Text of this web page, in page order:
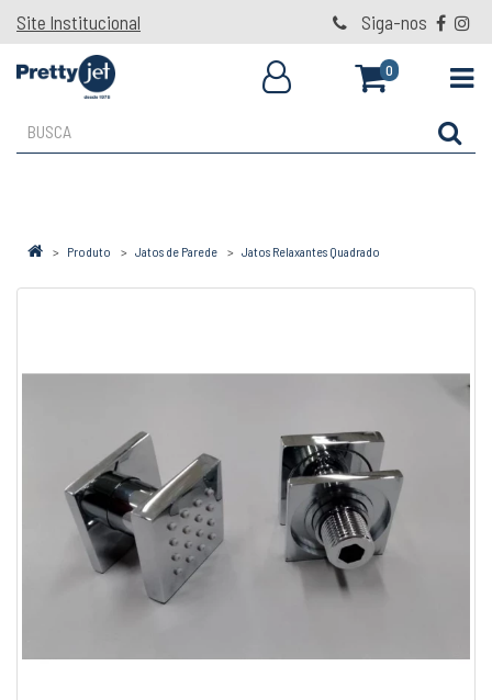
Site Institucional Siga-nos
0
Produto Jatos de Parede Jatos Relaxantes Quadrado